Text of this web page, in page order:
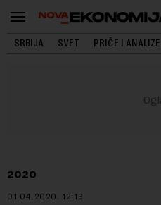
SRBIJA SVET PRIČE I ANALIZE
2020
01.04.2020. 12:13